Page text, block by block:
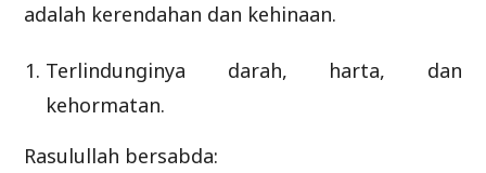
adalah kerendahan dan kehinaan.
Terlindunginya darah, harta, dan
kehormatan.
Rasulullah bersabda: